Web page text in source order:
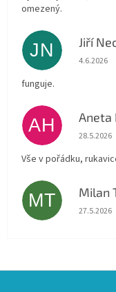
omezený.
JN Jiří
4.6.2026
funguje.
AH Aneta
28.5.2026
Vše v pořádku,
MT Milan
27.5.2026